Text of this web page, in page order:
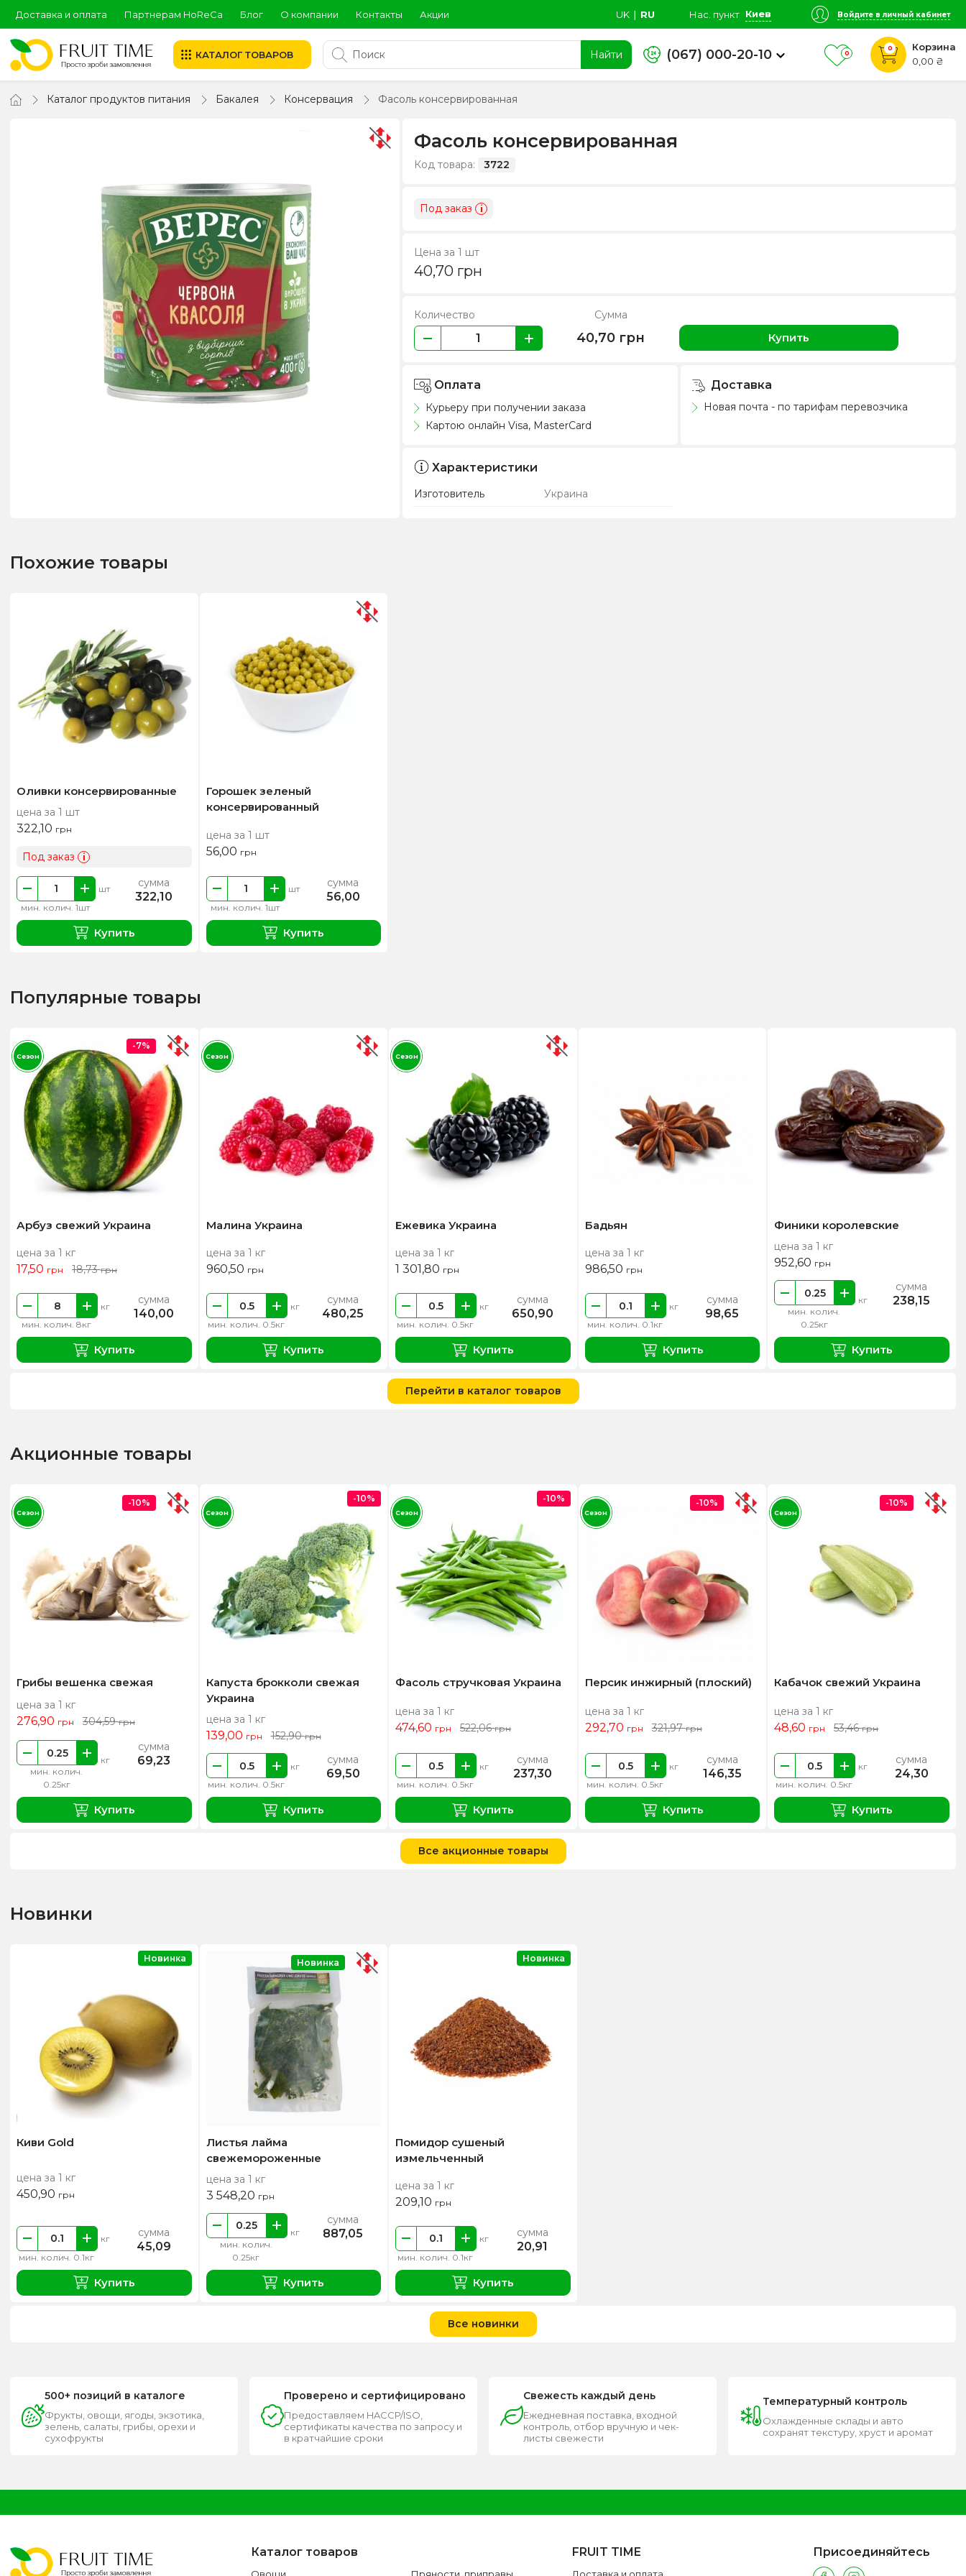
Доставка и оплата Партнерам HoReCa Блог О компании Контакты Акции UK ∣ RU Нас. пункт Киев Войдите в личный кабинет
КАТАЛОГ ТОВАРОВ Найти (067) 000-20-10 0
0
Корзина
0,00 ₴
Каталог продуктов питания Бакалея Консервация Фасоль консервированная
Фасоль консервированная
Код товара: 3722
Под заказ i
Цена за 1 шт
40,70 грн
Количество Сумма
40,70 грн Купить
Оплата
Курьеру при получении заказа
Картою онлайн Visa, MasterCard
Доставка
Новая почта - по тарифам перевозчика
Характеристики
Изготовитель Украина
Похожие товары
Оливки консервированные
цена за 1 шт
322,10 грн
Под заказ i
мин. колич. 1шт
шт сумма
322,10
Купить
Горошек зеленый
консервированный
цена за 1 шт
56,00 грн
мин. колич. 1шт
шт сумма
56,00
Купить
Популярные товары
Арбуз свежий Украина
цена за 1 кг
17,50 грн 18,73грн
мин. колич. 8кг
кг сумма
140,00
Купить
-7%
Сезон
Малина Украина
цена за 1 кг
960,50 грн
мин. колич. 0.5кг
кг сумма
480,25
Купить
Сезон
Ежевика Украина
цена за 1 кг
1 301,80 грн
мин. колич. 0.5кг
кг сумма
650,90
Купить
Сезон
Бадьян
цена за 1 кг
986,50 грн
мин. колич. 0.1кг
кг сумма
98,65
Купить
Финики королевские
цена за 1 кг
952,60 грн
мин. колич.
0.25кг
кг
сумма
238,15
Купить
Перейти в каталог товаров
Акционные товары
Грибы вешенка свежая
цена за 1 кг
276,90 грн 304,59грн
мин. колич.
0.25кг
кг
сумма
69,23
Купить
-10%
Сезон
Капуста брокколи свежая
Украина
цена за 1 кг
139,00 грн 152,90грн
мин. колич. 0.5кг
кг сумма
69,50
Купить
-10%
Сезон
Фасоль стручковая Украина
цена за 1 кг
474,60 грн 522,06грн
мин. колич. 0.5кг
кг сумма
237,30
Купить
-10%
Сезон
Персик инжирный (плоский)
цена за 1 кг
292,70 грн 321,97грн
мин. колич. 0.5кг
кг сумма
146,35
Купить
-10%
Сезон
Кабачок свежий Украина
цена за 1 кг
48,60 грн 53,46грн
мин. колич. 0.5кг
кг сумма
24,30
Купить
-10%
Сезон
Все акционные товары
Новинки
Киви Gold
цена за 1 кг
450,90 грн
мин. колич. 0.1кг
кг сумма
45,09
Купить
Новинка
Листья лайма
свежемороженные
цена за 1 кг
3 548,20 грн
мин. колич.
0.25кг
кг
сумма
887,05
Купить
Новинка
Помидор сушеный
измельченный
цена за 1 кг
209,10 грн
мин. колич. 0.1кг
кг сумма
20,91
Купить
Новинка
Все новинки
500+ позиций в каталоге
Фрукты, овощи, ягоды, экзотика,
зелень, салаты, грибы, орехи и
сухофрукты
Проверено и сертифицировано
Предоставляем HACCP/ISO,
сертификаты качества по запросу и
в кратчайшие сроки
Свежесть каждый день
Ежедневная поставка, входной
контроль, отбор вручную и чек-
листы свежести
Температурный контроль
Охлажденные склады и авто
сохранят текстуру, хруст и аромат
Каталог товаров FRUIT TIME Присоединяйтесь